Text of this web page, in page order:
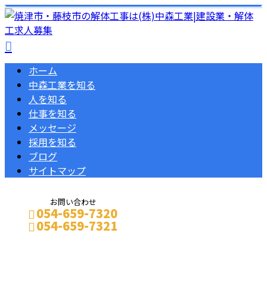
ホーム
中森工業を知る
人を知る
仕事を知る
メッセージ
採用を知る
ブログ
サイトマップ
お問い合わせ
054-659-7320
054-659-7321